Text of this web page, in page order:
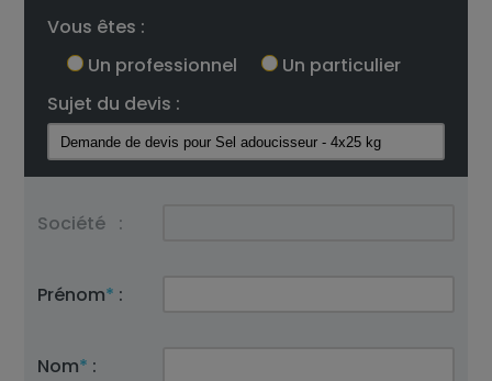
Vous êtes :
Un professionnel
Un particulier
Sujet du devis :
Société :
Prénom* :
Nom* :